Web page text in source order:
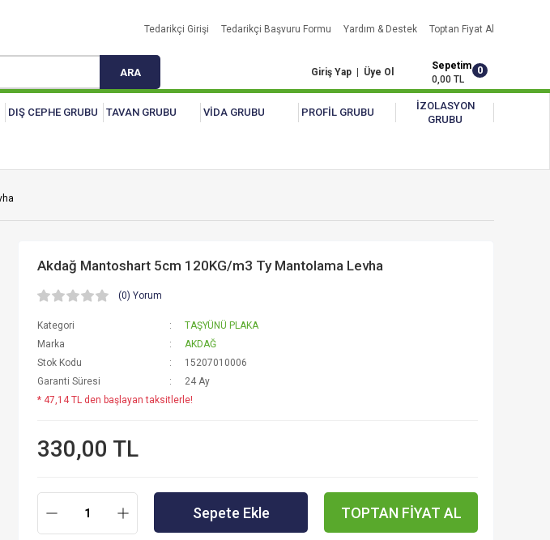
Tedarikçi Girişi Tedarikçi Başvuru Formu Yardım & Destek Toptan Fiyat Al
ARA Giriş Yap | Üye Ol
Sepetim
0,00 TL
0
DIŞ CEPHE GRUBU TAVAN GRUBU VİDA GRUBU PROFİL GRUBU
İZOLASYON
GRUBU
Akdağ Mantoshart 5cm 120KG/m3 Ty Mantolama Levha
(0) Yorum
Kategori
TAŞYÜNÜ PLAKA
Marka
AKDAĞ
Stok Kodu
15207010006
Garanti Süresi
24 Ay
* 47,14 TL den başlayan taksitlerle!
330,00 TL
Sepete Ekle TOPTAN FİYAT AL